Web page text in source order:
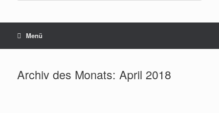
Menü
Archiv des Monats: April 2018